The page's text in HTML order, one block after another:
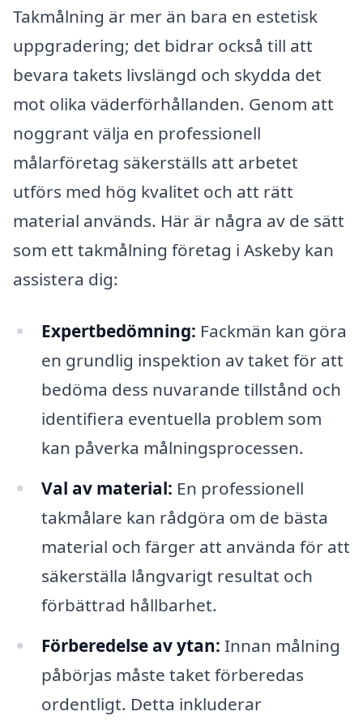
Takmålning är mer än bara en estetisk
uppgradering; det bidrar också till att
bevara takets livslängd och skydda det
mot olika väderförhållanden. Genom att
noggrant välja en professionell
målarföretag säkerställs att arbetet
utförs med hög kvalitet och att rätt
material används. Här är några av de sätt
som ett takmålning företag i Askeby kan
assistera dig:
Expertbedömning: Fackmän kan göra
en grundlig inspektion av taket för att
bedöma dess nuvarande tillstånd och
identifiera eventuella problem som
kan påverka målningsprocessen.
Val av material: En professionell
takmålare kan rådgöra om de bästa
material och färger att använda för att
säkerställa långvarigt resultat och
förbättrad hållbarhet.
Förberedelse av ytan: Innan målning
påbörjas måste taket förberedas
ordentligt. Detta inkluderar